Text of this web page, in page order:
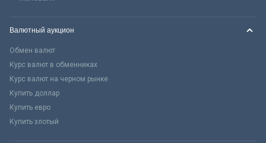
Валютный аукцион
Обмен валют
Курс валют в обменниках
Курс валют на черном рынке
Купить доллар
Купить евро
Купить злотый